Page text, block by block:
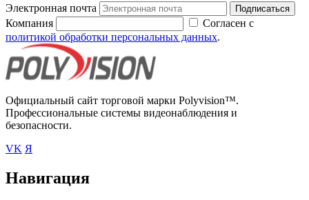
Электронная почта Подписаться
Компания
Согласен с
политикой обработки персональных данных.
Официальный сайт торговой марки Polyvision™.
Профессиональные системы видеонаблюдения и
безопасности.
VK Я
Навигация